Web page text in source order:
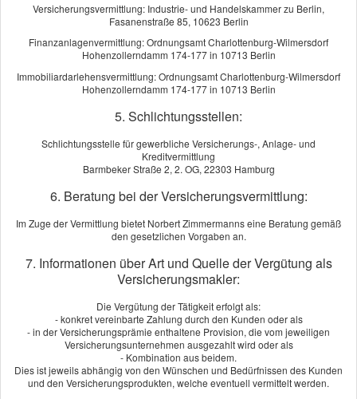
Kundenbewertung
14Bewertungen seit 2015
IGG Service GmbH aus Berlin , Dienstleister
am 10.10.2024:
beraten. Unaufgefordert sucht er jederzeit die beste und günstigste
Versicherung für unsere Bedürfnisse. Egal ob KFZ oder Gewerbe,
Herrn Zimmermanns kann man Vertrauen.
LUFT Berlinaus Berlin am 28.07.2024:
Ich bin aus purem Zufall bei Herrn Zimmermanns vorbeigekommen.
Eine bessere Fügung hätte ich mir aber nicht vorstellen können. Herr
Zimmermanns war immer ansprechbar, reagierte ausgesprochen
schnell und verstand es die verschiedenen Optionen hervorragend
Versicherungsvermittlung: Industrie- und Handelskammer zu Berlin,
Fasanenstraße 85, 10623 Berlin
Finanzanlagenvermittlung: Ordnungsamt Charlottenburg-Wilmersdorf
Hohenzollerndamm 174-177 in 10713 Berlin
Immobiliardarlehensvermittlung: Ordnungsamt Charlottenburg-Wilmersdorf
Hohenzollerndamm 174-177 in 10713 Berlin
5. Schlichtungsstellen:
Schlichtungsstelle für gewerbliche Versicherungs-, Anlage- und
Kreditvermittlung
Barmbeker Straße 2, 2. OG, 22303 Hamburg
6. Beratung bei der Versicherungsvermittlung:
Im Zuge der Vermittlung bietet Norbert Zimmermanns eine Beratung gemäß
den gesetzlichen Vorgaben an.
7. Informationen über Art und Quelle der Vergütung als
Versicherungsmakler:
Die Vergütung der Tätigkeit erfolgt als:
- konkret vereinbarte Zahlung durch den Kunden oder als
- in der Versicherungsprämie enthaltene Provision, die vom jeweiligen
Versicherungsunternehmen ausgezahlt wird oder als
- Kombination aus beidem.
Dies ist jeweils abhängig von den Wünschen und Bedürfnissen des Kunden
und den Versicherungsprodukten, welche eventuell vermittelt werden.